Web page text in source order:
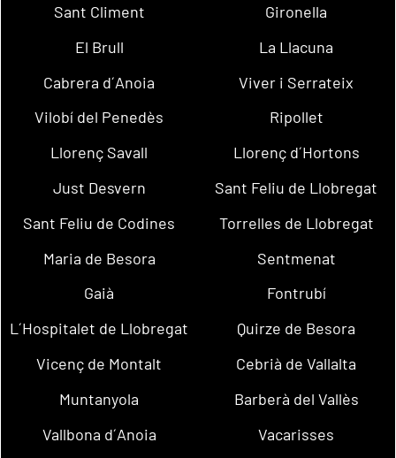
Sant Climent
Gironella
El Brull
La Llacuna
Cabrera d´Anoia
Viver i Serrateix
Vilobí del Penedès
Ripollet
Llorenç Savall
Llorenç d´Hortons
Just Desvern
Sant Feliu de Llobregat
Sant Feliu de Codines
Torrelles de Llobregat
Maria de Besora
Sentmenat
Gaià
Fontrubí
L´Hospitalet de Llobregat
Quirze de Besora
Vicenç de Montalt
Cebrià de Vallalta
Muntanyola
Barberà del Vallès
Vallbona d´Anoia
Vacarisses